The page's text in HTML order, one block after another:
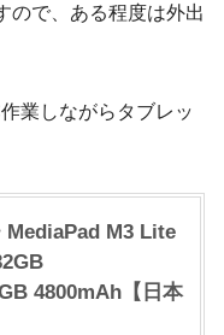
ので、ある程度は外出
業しながらタブレッ
MediaPad M3 Lite
4800mAh【日本